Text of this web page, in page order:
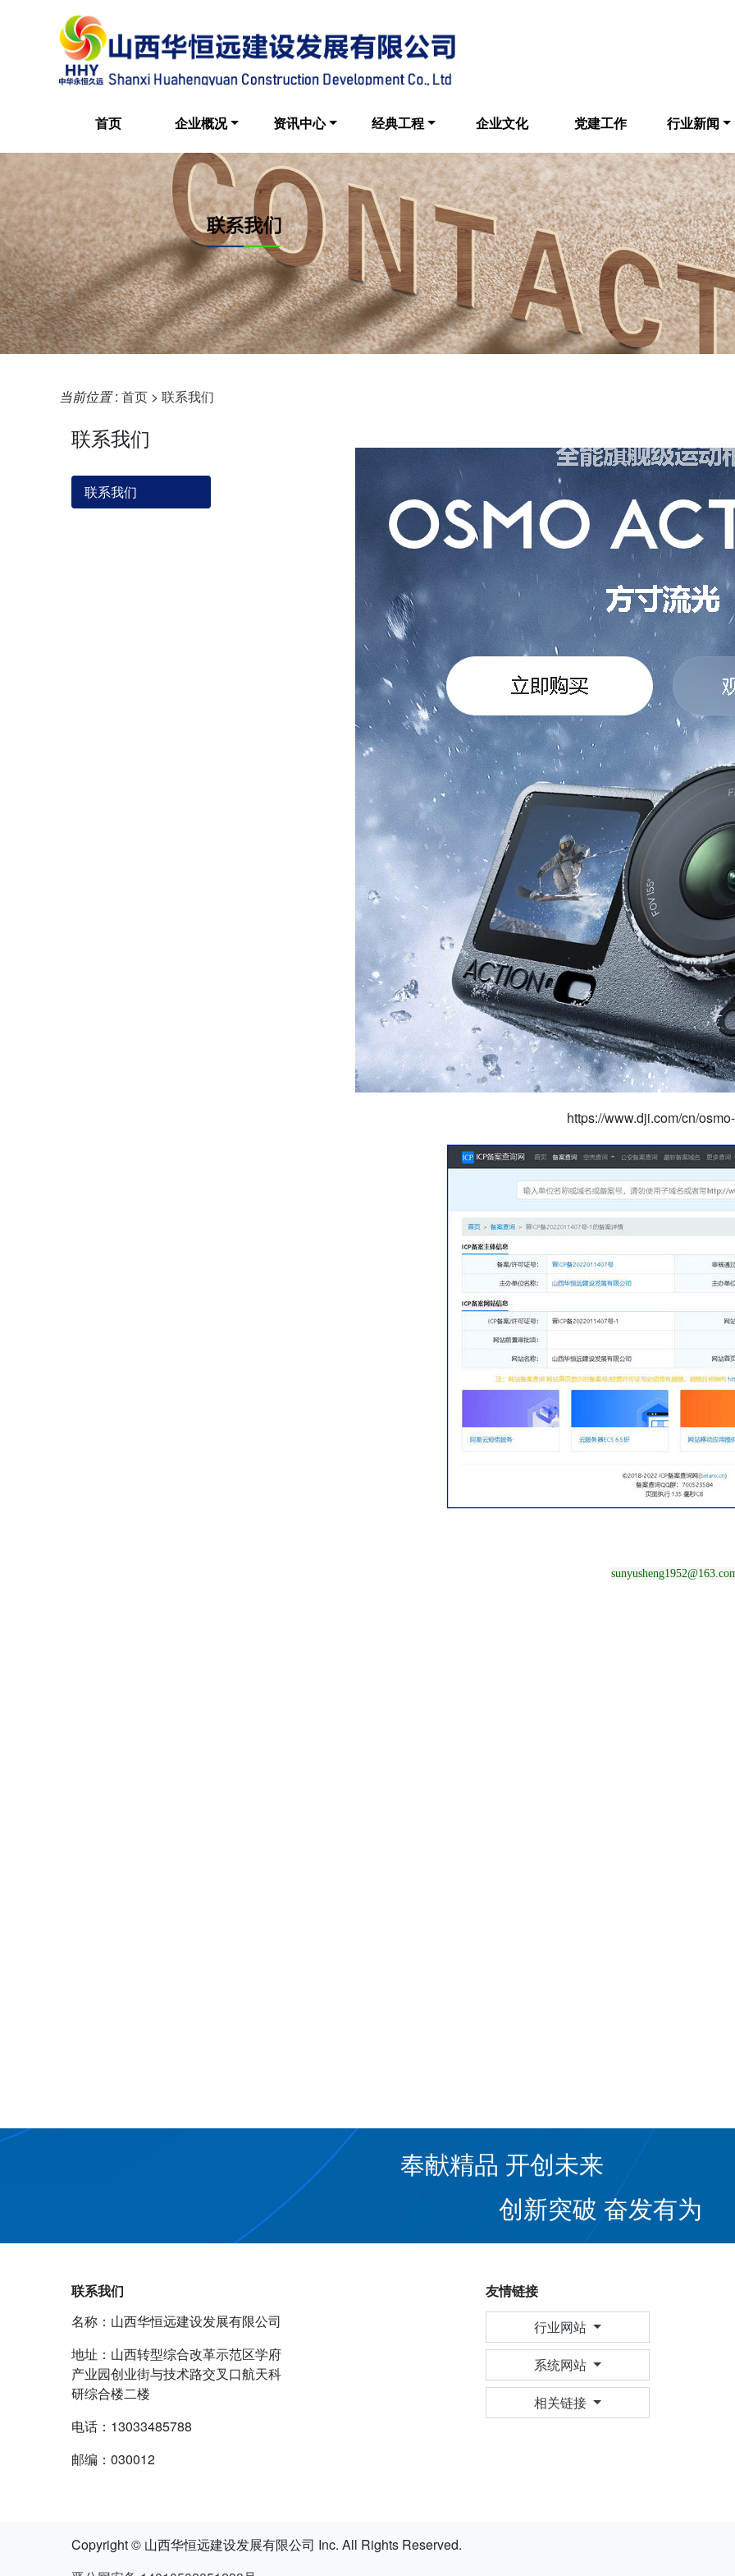
首页 企业概况 资讯中心 经典工程 企业文化 党建工作 行业新闻
当前位置: 首页 > 联系我们
联系我们
联系我们
https://www.dji.com/cn/
奉献精品 开创未来
创新突破 奋发有为
联系我们
名称：山西华恒远建设发展有限公司
地址：山西转型综合改革示范区学府
产业园创业街与技术路交叉口航天科
研综合楼二楼
电话：13033485788
邮编：030012
友情链接
行业网站
系统网站
相关链接
Copyright © 山西华恒远建设发展有限公司 Inc. All Rights Reserved.